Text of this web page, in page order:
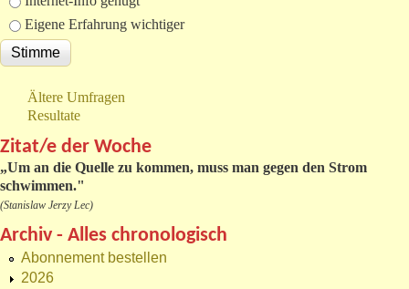
Eigene Erfahrung wichtiger
Ältere Umfragen
Resultate
Zitat/e der Woche
„Um an die Quelle zu kommen, muss man gegen den Strom
schwimmen."
(Stanislaw Jerzy Lec)
Archiv - Alles chronologisch
Abonnement bestellen
2026